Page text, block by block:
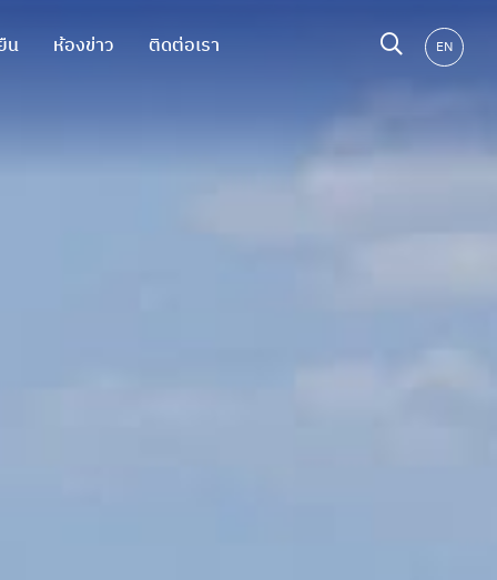
น ห้องข่าว ติดต่อเรา EN